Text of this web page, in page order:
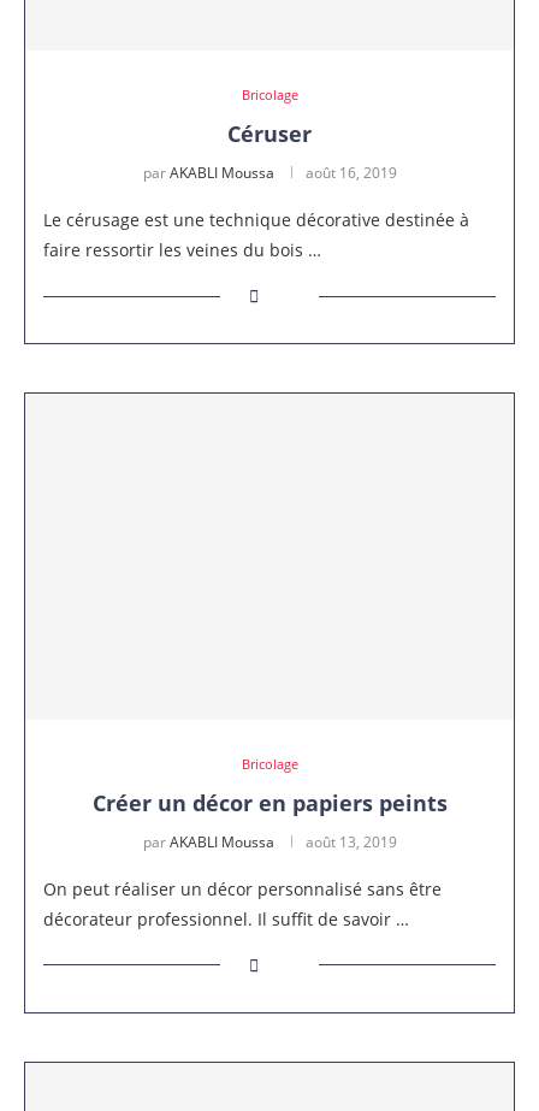
Bricolage
Céruser
parAKABLI Moussa août 16, 2019
Le cérusage est une technique décorative destinée à
faire ressortir les veines du bois …
Bricolage
Créer un décor en papiers peints
parAKABLI Moussa août 13, 2019
On peut réaliser un décor personnalisé sans être
décorateur professionnel. Il suffit de savoir …